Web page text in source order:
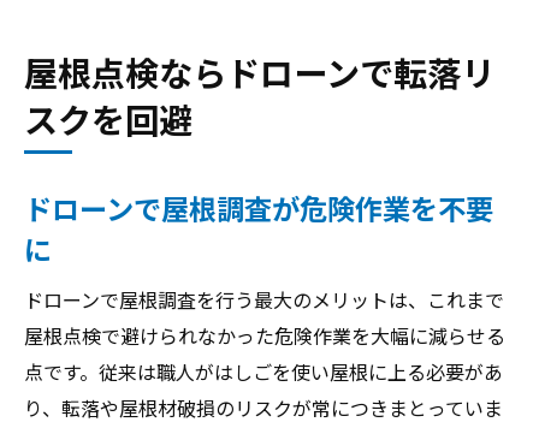
屋根点検ならドローンで転落リ
スクを回避
ドローンで屋根調査が危険作業を不要
に
ドローンで屋根調査を行う最大のメリットは、これまで
屋根点検で避けられなかった危険作業を大幅に減らせる
点です。従来は職人がはしごを使い屋根に上る必要があ
り、転落や屋根材破損のリスクが常につきまとっていま